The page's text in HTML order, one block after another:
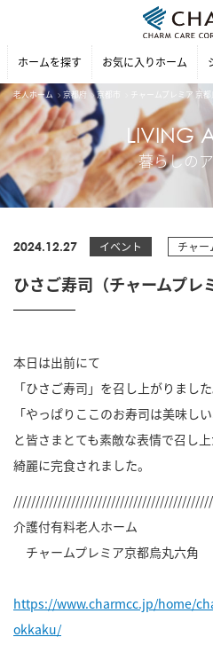
ホームを探す お気に入りホーム
老人ホーム 京都府 京都市 チャームプレミア 京都
LIVING
暮らしの
2024.12.27 イベント チャー
ひさご寿司（チャームプレ
本日は出前にて
「ひさご寿司」を召し上がりました
「やっぱりここのお寿司は美味しい
と皆さまとても素敵な表情で召し上
綺麗に完食されました。
介護付有料老人ホーム
チャームプレミア京都烏丸六角
https://www.charmcc.jp/home/
okkaku/